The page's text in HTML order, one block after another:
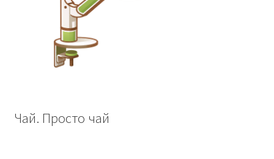
Чай. Просто чай